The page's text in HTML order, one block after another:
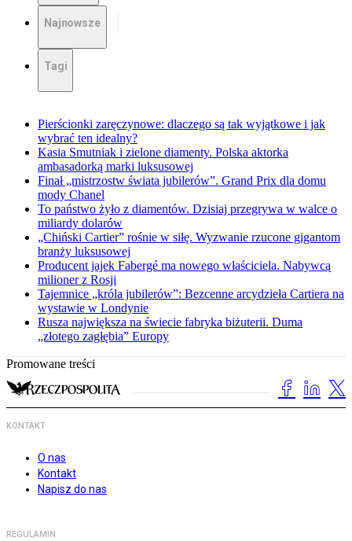
Najnowsze
Tagi
Pierścionki zaręczynowe: dlaczego są tak wyjątkowe i jak
wybrać ten idealny?
Kasia Smutniak i zielone diamenty. Polska aktorka
ambasadorką marki luksusowej
Finał „mistrzostw świata jubilerów”. Grand Prix dla domu
mody Chanel
To państwo żyło z diamentów. Dzisiaj przegrywa w walce o
miliardy dolarów
„Chiński Cartier” rośnie w siłę. Wyzwanie rzucone gigantom
branży luksusowej
Producent jajek Fabergé ma nowego właściciela. Nabywcą
milioner z Rosji
Tajemnice „króla jubilerów”: Bezcenne arcydzieła Cartiera na
wystawie w Londynie
Rusza największa na świecie fabryka biżuterii. Duma
„złotego zagłębia” Europy
Promowane treści
KONTAKT
O nas
Kontakt
Napisz do nas
REGULAMIN